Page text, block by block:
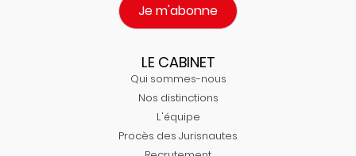
Je m'abonne
LE CABINET
Qui sommes-nous
Nos distinctions
L'équipe
Procès des Jurisnautes